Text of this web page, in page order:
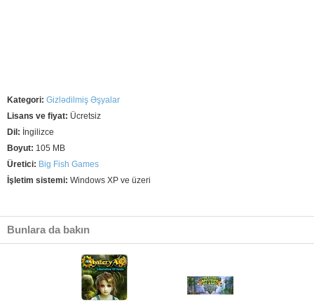
Kategori: Gizlədilmiş Əşyalar
Lisans ve fiyat: Ücretsiz
Dil: İngilizce
Boyut: 105 MB
Üretici: Big Fish Games
İşletim sistemi: Windows XP ve üzeri
Bunlara da bakın